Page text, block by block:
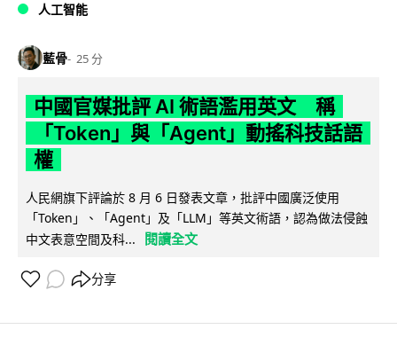
人工智能
藍骨 25 分
中國官媒批評 AI 術語濫用英文 稱
「Token」與「Agent」動搖科技話語
權
人民網旗下評論於 8 月 6 日發表文章，批評中國廣泛使用
「Token」、「Agent」及「LLM」等英文術語，認為做法侵蝕
中文表意空間及科...
閱讀全文
分享